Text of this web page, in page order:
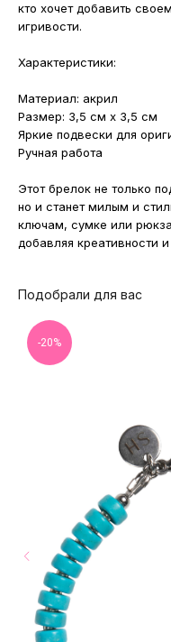
кто хочет добавить
игривости.
Характеристики:
Материал: акрил
Размер: 3,5 см x 3,5 см
Яркие подвески для
Ручная работа
Этот брелок не только
но и станет милым и
ключам, сумке или
добавляя креативности
Подобрали для вас
-20%
Потрогать,
ВЛЮБИТЬСЯ И
наш бренд вы